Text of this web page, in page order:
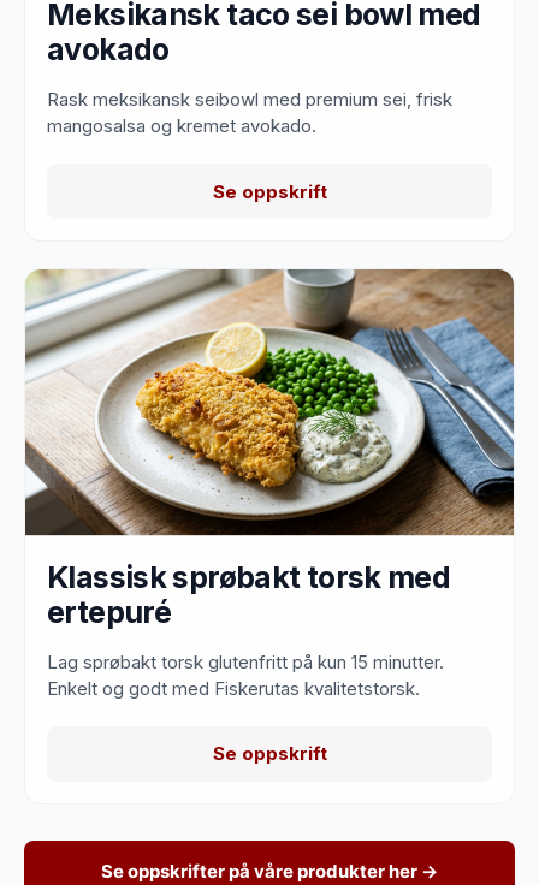
Meksikansk taco sei bowl med
avokado
Rask meksikansk seibowl med premium sei, frisk
mangosalsa og kremet avokado.
Se oppskrift
Klassisk sprøbakt torsk med
ertepuré
Lag sprøbakt torsk glutenfritt på kun 15 minutter.
Enkelt og godt med Fiskerutas kvalitetstorsk.
Se oppskrift
Se oppskrifter på våre produkter her →